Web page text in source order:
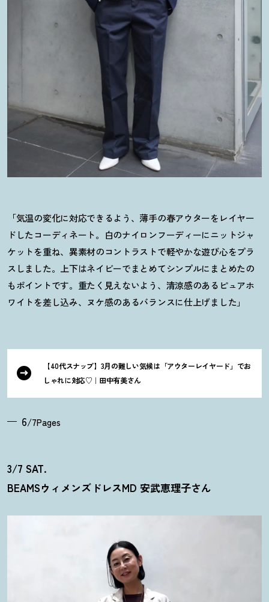
「気温の変化に対応できるよう、薄手の春アウターをレイヤー
ドしたコーディネート。白のナイロンフーディーにニットジャ
ケットを重ね、異素材のコントラストで軽やかな遊び心をプラ
スしました。上下はネイビーでまとめてシンプルにまとめたの
もポイントです。重たく見えないよう、清涼感のあるピュアホ
ワイトを差し込み、ヌケ感のあるバランスに仕上げました」
【40代スナップ】3月の難しい気候は「アウターレイヤード」でお
しゃれに対応♡｜田中有美さん
6/7Pages
3/7 SAT.
BEAMSウィメンズドレスMD 安武恵理子さん